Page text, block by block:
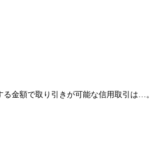
る金額で取り引きが可能な信用取引は…